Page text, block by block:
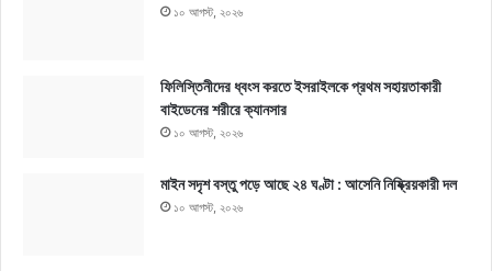
১০ আগস্ট, ২০২৬
ফিলিস্তিনীদের ধ্বংস করতে ইসরাইলকে প্রথম সহায়তাকারী
বাইডেনের শরীরে ক্যানসার
১০ আগস্ট, ২০২৬
মাইন সদৃশ বস্তু পড়ে আছে ২৪ ঘণ্টা : আসেনি নিষ্ক্রিয়কারী দল
১০ আগস্ট, ২০২৬